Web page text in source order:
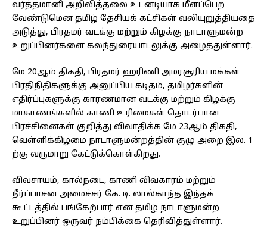
வர்த்தமானி அறிவித்தலை உடனடியாக மீளப்பெற
வேண்டுமென தமிழ் தேசியக் கட்சிகள் வலியுறுத்தியதை
அடுத்து, பிரதமர் வடக்கு மற்றும் கிழக்கு நாடாளுமன்ற
உறுப்பினர்களை கலந்துரையாடலுக்கு அழைத்துள்ளார்.
மே 20ஆம் திகதி, பிரதமர் ஹரிணி அமரசூரிய மக்கள்
பிரதிநிதிகளுக்கு அனுப்பிய கடிதம், தமிழர்களின்
எதிர்ப்புகளுக்கு காரணமான வடக்கு மற்றும் கிழக்கு
மாகாணங்களில் காணி உரிமைகள் தொடர்பான
பிரச்சினைகள் குறித்து விவாதிக்க மே 23ஆம் திகதி,
வெள்ளிக்கிழமை நாடாளுமன்றத்தின் குழு அறை இல. 1
ற்கு வருமாறு கேட்டுக்கொள்கிறது.
விவசாயம், கால்நடை, காணி விவகாரம் மற்றும்
நீர்ப்பாசன அமைச்சர் கே. டி. லால்காந்த இந்தக்
கூட்டத்தில் பங்கேற்பார் என தமிழ் நாடாளுமன்ற
உறுப்பினர் ஒருவர் நம்பிக்கை தெரிவித்துள்ளார்.